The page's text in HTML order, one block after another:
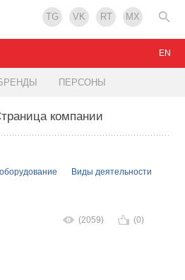
TG VK RT MX
ПЕРСОНЫ
EN
компании
Виды деятельности
(2059) (0)